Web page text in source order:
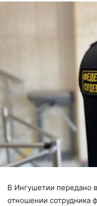
В Ингушетии передано
отношении сотрудника